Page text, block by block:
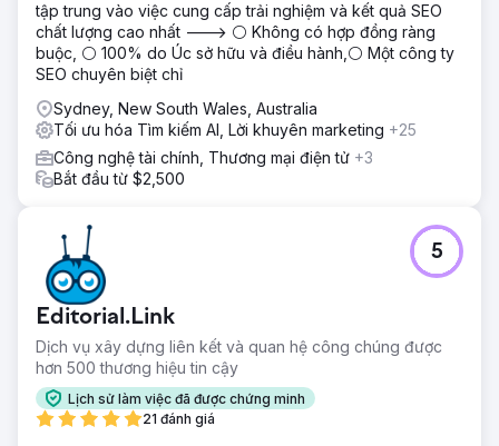
tập trung vào việc cung cấp trải nghiệm và kết quả SEO
chất lượng cao nhất ---> ⚪ Không có hợp đồng ràng
buộc, ⚪ 100% do Úc sở hữu và điều hành,⚪ Một công ty
SEO chuyên biệt chỉ
Sydney, New South Wales, Australia
Tối ưu hóa Tìm kiếm AI, Lời khuyên marketing +25
Công nghệ tài chính, Thương mại điện tử +3
Bắt đầu từ $2,500
Editorial.Link
Dịch vụ xây dựng liên kết và quan hệ công chúng được
hơn 500 thương hiệu tin cậy
Lịch sử làm việc đã được chứng minh
21 đánh giá
5